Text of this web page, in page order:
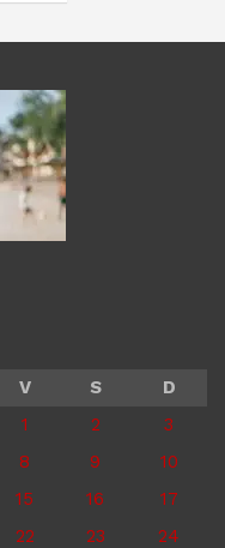
V S
D
1
2
3
8 9
10
15 16
17
22 23
24